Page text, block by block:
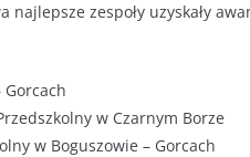
najlepsze zespoły uzyskały
Gorcach
w Czarnym Borze
w Boguszowie – Gorcach